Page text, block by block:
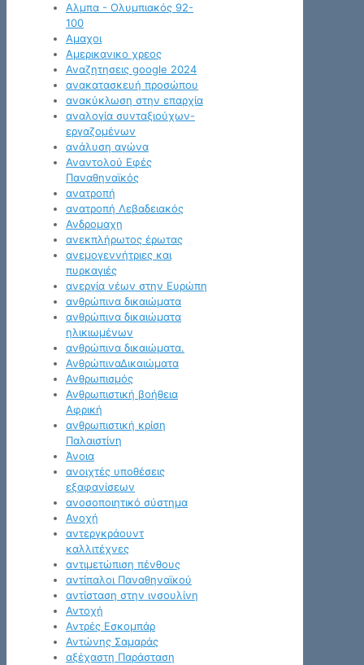
Αλμπα - Ολυμπιακός 92-
100
Αμαχοι
Αμερικανικο χρεος
Αναζητησεις google 2024
ανακατασκευή προσώπου
ανακύκλωση στην επαρχία
αναλογία συνταξιούχων-
εργαζομένων
ανάλυση αγώνα
Αναντολού Εφές
Παναθηναϊκός
ανατροπή
ανατροπή Λεβαδειακός
Ανδρομαχη
ανεκπλήρωτος έρωτας
ανεμογεννήτριες και
πυρκαγιές
ανεργία νέων στην Ευρώπη
ανθρώπινα δικαιώματα
ανθρώπινα δικαιώματα
ηλικιωμένων
ανθρώπινα δικαιώματα.
ΑνθρώπιναΔικαιώματα
Ανθρωπισμός
Ανθρωπιστική βοήθεια
Αφρική
ανθρωπιστική κρίση
Παλαιστίνη
Άνοια
ανοιχτές υποθέσεις
εξαφανίσεων
ανοσοποιητικό σύστημα
Ανοχή
αντεργκράουντ
καλλιτέχνες
αντιμετώπιση πένθους
αντίπαλοι Παναθηναϊκού
αντίσταση στην ινσουλίνη
Αντοχή
Αντρές Εσκομπάρ
Αντώνης Σαμαράς
αξέχαστη Παράσταση